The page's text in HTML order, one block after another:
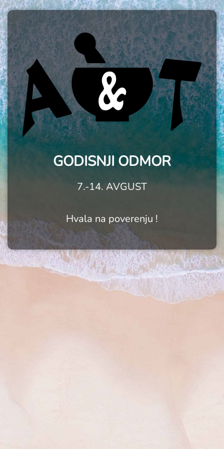
GODISNJI ODMOR
7.-14. AVGUST
Hvala na poverenju !